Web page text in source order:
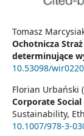
Tomasz
Ochotnicza
determinujące
10.53098/
Florian Urbański
Corporate
Sustainability,
10.1007/978-3-